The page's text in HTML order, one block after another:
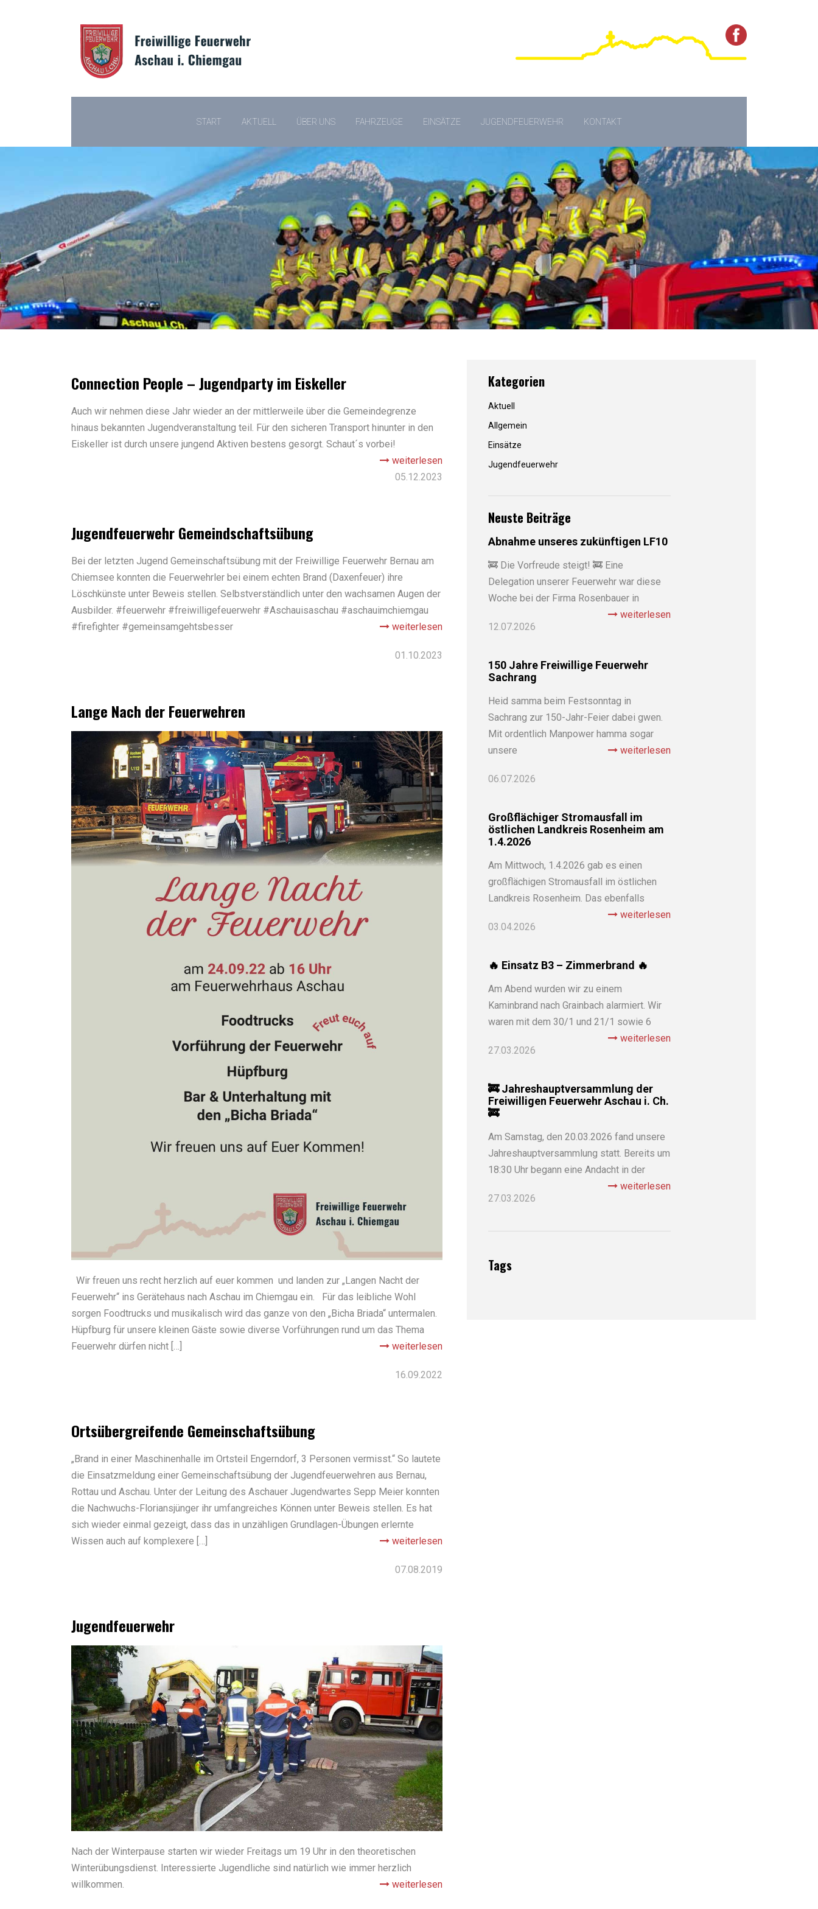
START AKTUELL ÜBER UNS FAHRZEUGE EINSÄTZE JUGENDFEUERWEHR KONTAKT
Connection People – Jugendparty im Eiskeller
Auch wir nehmen diese Jahr wieder an der mittlerweile über die Gemeindegrenze
hinaus bekannten Jugendveranstaltung teil. Für den sicheren Transport hinunter in den
Eiskeller ist durch unsere jungend Aktiven bestens gesorgt. Schaut´s vorbei!
weiterlesen
05.12.2023
Jugendfeuerwehr Gemeindschaftsübung
Bei der letzten Jugend Gemeinschaftsübung mit der Freiwillige Feuerwehr Bernau am
Chiemsee konnten die Feuerwehrler bei einem echten Brand (Daxenfeuer) ihre
Löschkünste unter Beweis stellen. Selbstverständlich unter den wachsamen Augen der
Ausbilder. #feuerwehr #freiwilligefeuerwehr #Aschauisaschau #aschauimchiemgau
#firefighter #gemeinsamgehtsbesser
weiterlesen
01.10.2023
Lange Nach der Feuerwehren
Wir freuen uns recht herzlich auf euer kommen und landen zur „Langen Nacht der
Feuerwehr“ ins Gerätehaus nach Aschau im Chiemgau ein. Für das leibliche Wohl
sorgen Foodtrucks und musikalisch wird das ganze von den „Bicha Briada“ untermalen.
Hüpfburg für unsere kleinen Gäste sowie diverse Vorführungen rund um das Thema
Feuerwehr dürfen nicht […]
weiterlesen
16.09.2022
Ortsübergreifende Gemeinschaftsübung
„Brand in einer Maschinenhalle im Ortsteil Engerndorf, 3 Personen vermisst.“ So lautete
die Einsatzmeldung einer Gemeinschaftsübung der Jugendfeuerwehren aus Bernau,
Rottau und Aschau. Unter der Leitung des Aschauer Jugendwartes Sepp Meier konnten
die Nachwuchs-Floriansjünger ihr umfangreiches Können unter Beweis stellen. Es hat
sich wieder einmal gezeigt, dass das in unzähligen Grundlagen-Übungen erlernte
Wissen auch auf komplexere […]
weiterlesen
07.08.2019
Jugendfeuerwehr
Nach der Winterpause starten wir wieder Freitags um 19 Uhr in den theoretischen
Winterübungsdienst. Interessierte Jugendliche sind natürlich wie immer herzlich
willkommen.
weiterlesen
Kategorien
Aktuell
Allgemein
Einsätze
Jugendfeuerwehr
Neuste Beiträge
Abnahme unseres zukünftigen LF10
🚒 Die Vorfreude steigt! 🚒 Eine
Delegation unserer Feuerwehr war diese
Woche bei der Firma Rosenbauer in
weiterlesen
12.07.2026
150 Jahre Freiwillige Feuerwehr
Sachrang
Heid samma beim Festsonntag in
Sachrang zur 150-Jahr-Feier dabei gwen.
Mit ordentlich Manpower hamma sogar
unsere
weiterlesen
06.07.2026
Großflächiger Stromausfall im
östlichen Landkreis Rosenheim am
1.4.2026⁠
Am Mittwoch, 1.4.2026 gab es einen
großflächigen Stromausfall im östlichen
Landkreis Rosenheim. Das ebenfalls
weiterlesen
03.04.2026
🔥 Einsatz B3 – Zimmerbrand 🔥
Am Abend wurden wir zu einem
Kaminbrand nach Grainbach alarmiert. Wir
waren mit dem 30/1 und 21/1 sowie 6
weiterlesen
27.03.2026
🚒 Jahreshauptversammlung der
Freiwilligen Feuerwehr Aschau i. Ch.
🚒
Am Samstag, den 20.03.2026 fand unsere
Jahreshauptversammlung statt. Bereits um
18:30 Uhr begann eine Andacht in der
weiterlesen
27.03.2026
Tags